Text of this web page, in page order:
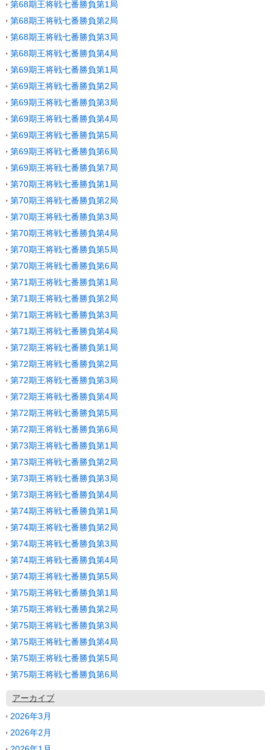
第68期王将戦七番勝負第1局
第68期王将戦七番勝負第2局
第68期王将戦七番勝負第3局
第68期王将戦七番勝負第4局
第69期王将戦七番勝負第1局
第69期王将戦七番勝負第2局
第69期王将戦七番勝負第3局
第69期王将戦七番勝負第4局
第69期王将戦七番勝負第5局
第69期王将戦七番勝負第6局
第69期王将戦七番勝負第7局
第70期王将戦七番勝負第1局
第70期王将戦七番勝負第2局
第70期王将戦七番勝負第3局
第70期王将戦七番勝負第4局
第70期王将戦七番勝負第5局
第70期王将戦七番勝負第6局
第71期王将戦七番勝負第1局
第71期王将戦七番勝負第2局
第71期王将戦七番勝負第3局
第71期王将戦七番勝負第4局
第72期王将戦七番勝負第1局
第72期王将戦七番勝負第2局
第72期王将戦七番勝負第3局
第72期王将戦七番勝負第4局
第72期王将戦七番勝負第5局
第72期王将戦七番勝負第6局
第73期王将戦七番勝負第1局
第73期王将戦七番勝負第2局
第73期王将戦七番勝負第3局
第73期王将戦七番勝負第4局
第74期王将戦七番勝負第1局
第74期王将戦七番勝負第2局
第74期王将戦七番勝負第3局
第74期王将戦七番勝負第4局
第74期王将戦七番勝負第5局
第75期王将戦七番勝負第1局
第75期王将戦七番勝負第2局
第75期王将戦七番勝負第3局
第75期王将戦七番勝負第4局
第75期王将戦七番勝負第5局
第75期王将戦七番勝負第6局
アーカイブ
2026年3月
2026年2月